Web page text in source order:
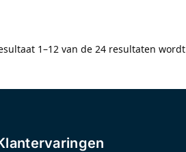
1–12 van de 24 resultaten